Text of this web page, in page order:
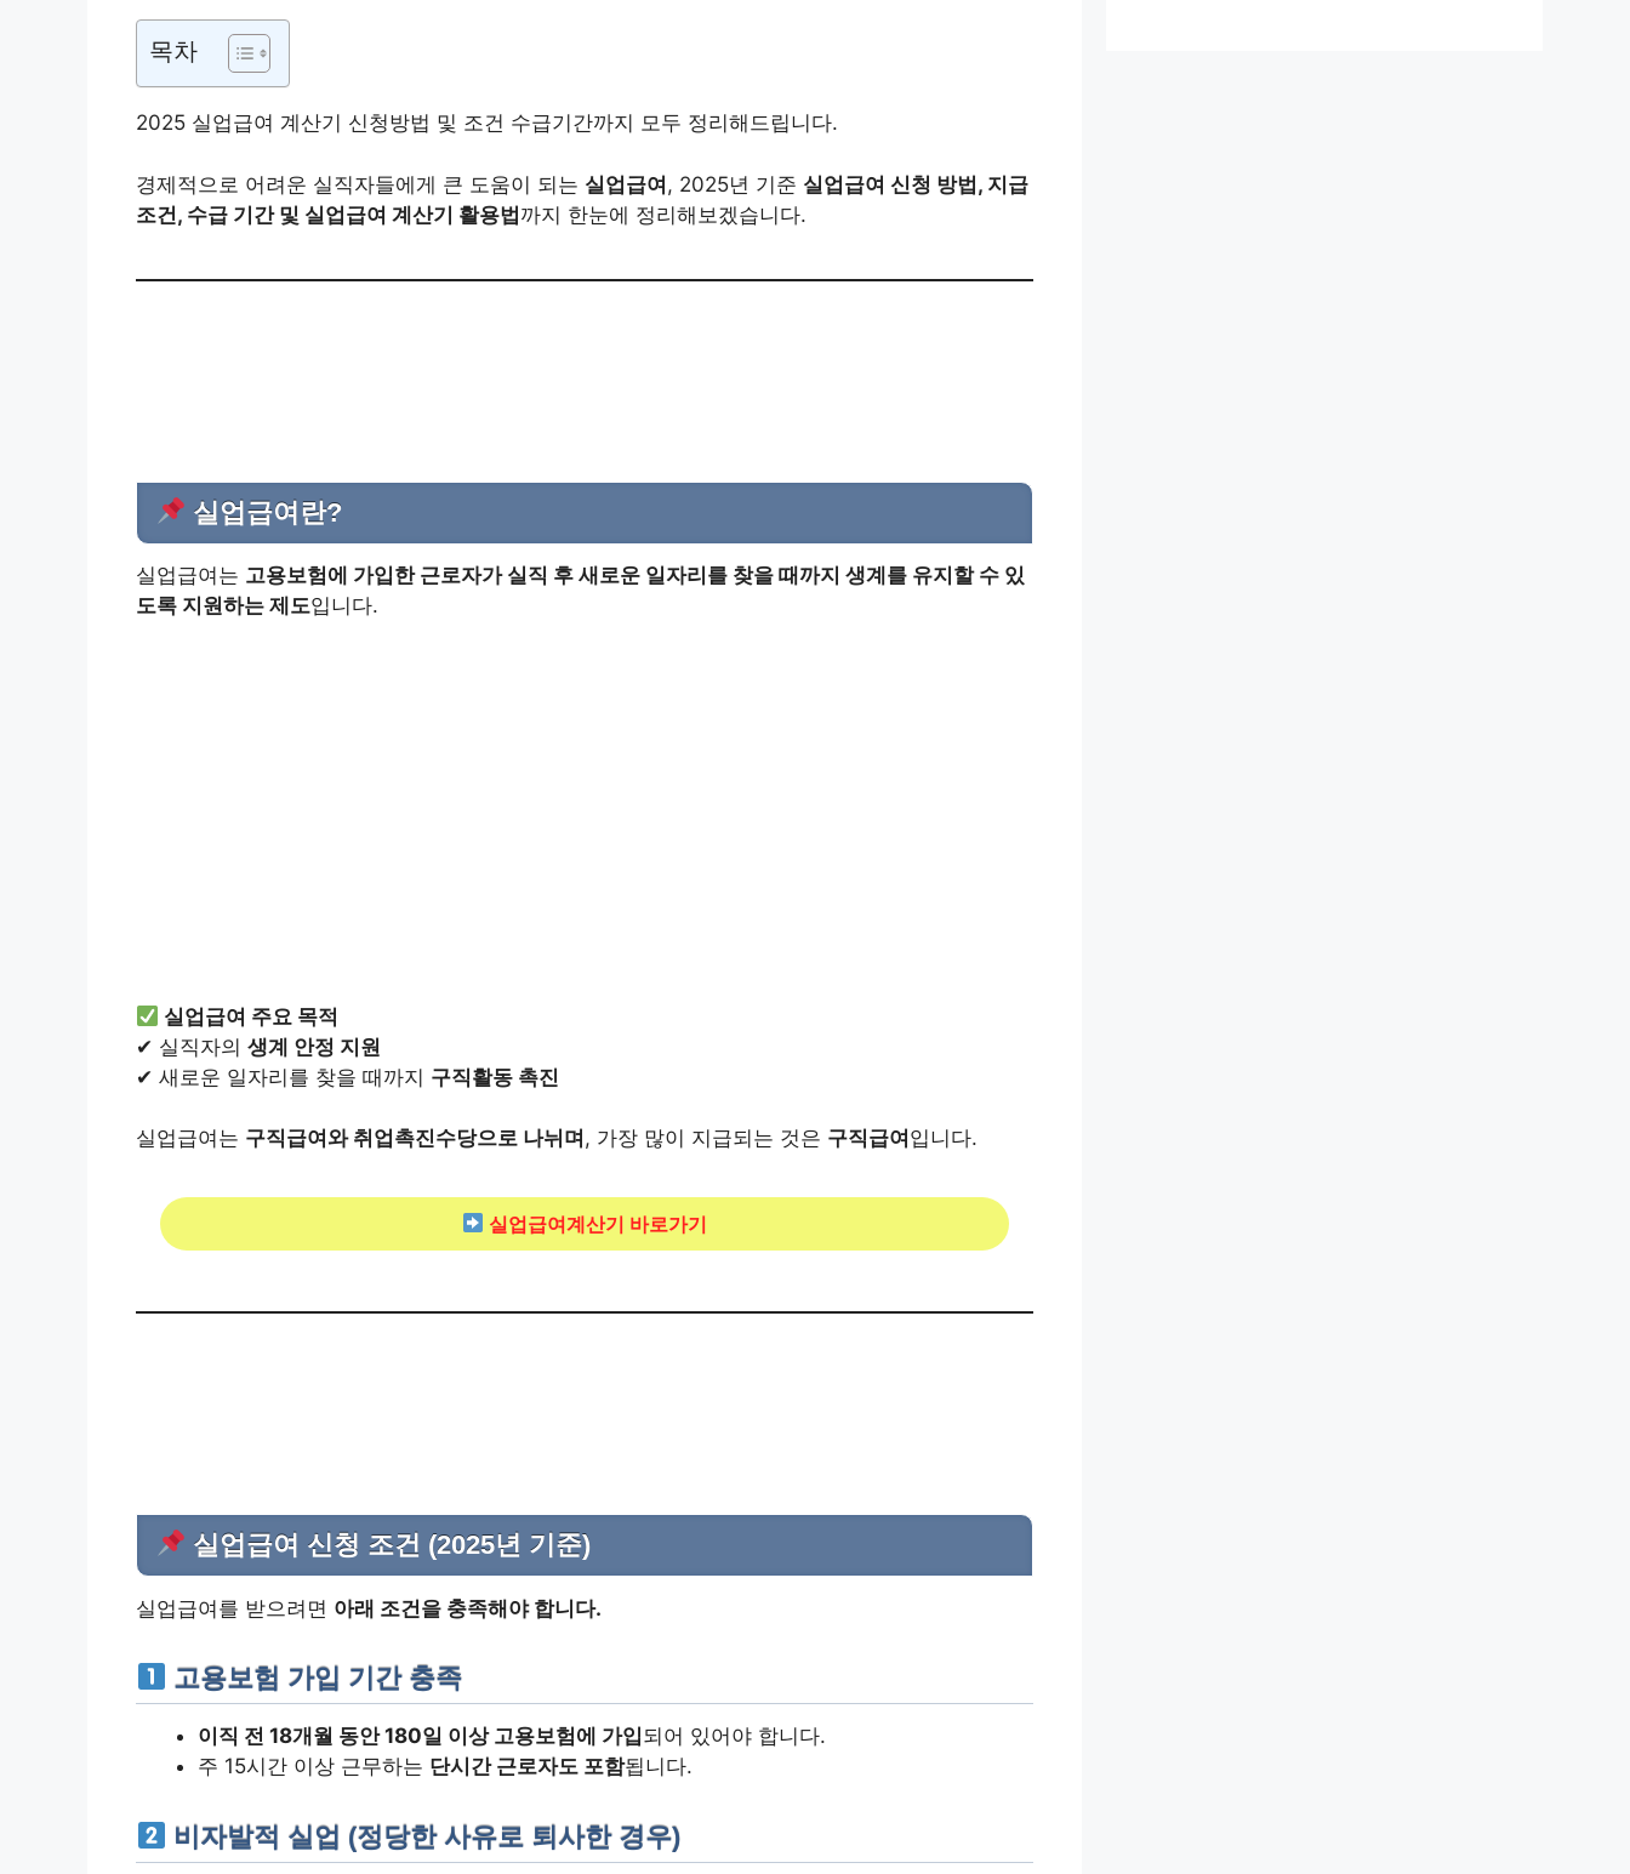
목차
2025 실업급여 계산기 신청방법 및 조건 수급기간까지 모두 정리해드립니다.
경제적으로 어려운 실직자들에게 큰 도움이 되는 실업급여, 2025년 기준 실업급여 신청 방법, 지급
조건, 수급 기간 및 실업급여 계산기 활용법까지 한눈에 정리해보겠습니다.
실업급여란?
실업급여는 고용보험에 가입한 근로자가 실직 후 새로운 일자리를 찾을 때까지 생계를 유지할 수 있
도록 지원하는 제도입니다.
실업급여 주요 목적
✔ 실직자의 생계 안정 지원
✔ 새로운 일자리를 찾을 때까지 구직활동 촉진
실업급여는 구직급여와 취업촉진수당으로 나뉘며 , 가장 많이 지급되는 것은 구직급여 입니다.
실업급여계산기 바로가기
실업급여 신청 조건 (2025년 기준)
실업급여를 받으려면 아래 조건을 충족해야 합니다.
고용보험 가입 기간 충족
이직 전 18개월 동안 180일 이상 고용보험에 가입되어 있어야 합니다.
주 15시간 이상 근무하는 단시간 근로자도 포함됩니다.
비자발적 실업 (정당한 사유로 퇴사한 경우)